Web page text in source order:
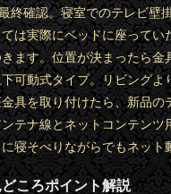
終確認。寝室でのテレビ壁
は実際にベッドに座って
ます。位置が決まったら
可動式タイプ。リビング
具を取り付けたら、新品
テナ線とネットコンテン
寝そべりながらでもネッ
ころポイント解説